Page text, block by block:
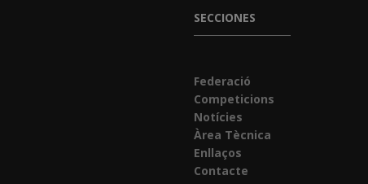
SECCIONES
Federació
Competicions
Notícies
Àrea Tècnica
Enllaços
Contacte